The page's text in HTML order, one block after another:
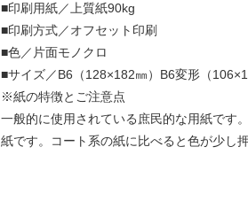
■印刷用紙／上質紙90kg
■印刷方式／オフセット印刷
■色／片面モノクロ
■サイズ／B6（128×182㎜）B6変形（
※紙の特徴とご注意点
一般的に使用されている庶民的な用紙です
紙です。コート系の紙に比べると色が少し